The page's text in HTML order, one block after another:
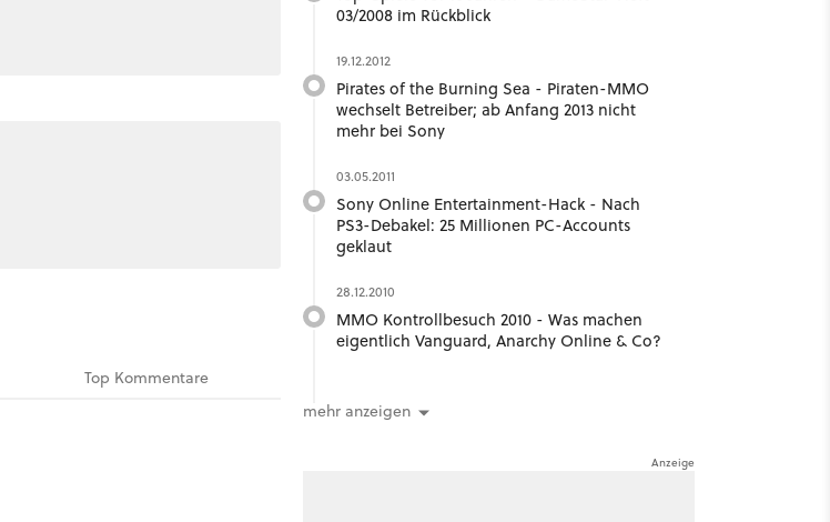
Top Kommentare
03/2008 im Rückblick
19.12.2012
Pirates of the Burning Sea - Piraten-MMO
wechselt Betreiber; ab Anfang 2013 nicht
mehr bei Sony
03.05.2011
Sony Online Entertainment-Hack - Nach
PS3-Debakel: 25 Millionen PC-Accounts
geklaut
28.12.2010
MMO Kontrollbesuch 2010 - Was machen
eigentlich Vanguard, Anarchy Online & Co?
mehr anzeigen